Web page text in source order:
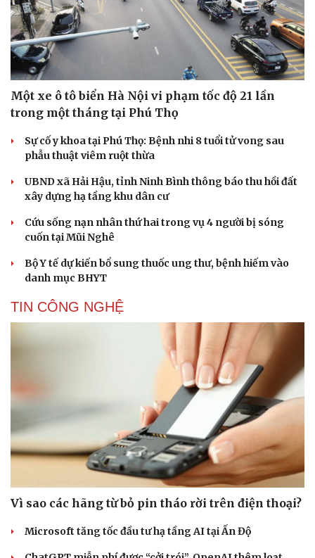
Cải chính
Một xe ô tô biển Hà Nội vi phạm tốc độ 21 lần
trong một tháng tại Phú Thọ
Sự cố y khoa tại Phú Thọ: Bệnh nhi 8 tuổi tử vong sau
phẫu thuật viêm ruột thừa
UBND xã Hải Hậu, tỉnh Ninh Bình thông báo thu hồi đất
xây dựng hạ tầng khu dân cư
Cứu sống nạn nhân thứ hai trong vụ 4 người bị sóng
cuốn tại Mũi Nghê
Bộ Y tế dự kiến bổ sung thuốc ung thư, bệnh hiếm vào
danh mục BHYT
TIN CÔNG NGHỆ
Vì sao các hãng từ bỏ pin tháo rời trên điện thoại?
Microsoft tăng tốc đầu tư hạ tầng AI tại Ấn Độ